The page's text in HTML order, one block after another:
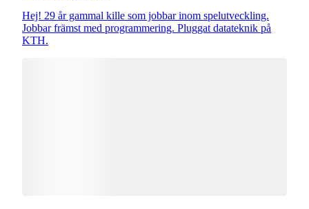
Hej! 29 år gammal kille som jobbar inom spelutveckling.
Jobbar främst med programmering. Pluggat datateknik på
KTH.